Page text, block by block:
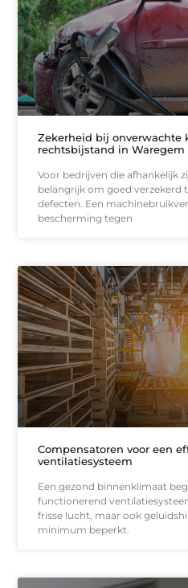
Zekerheid bij onverwachte
rechtsbijstand in Waregem
Voor bedrijven die afhankelijk
belangrijk om goed verzekerd
defecten. Een
bescherming tegen
Compensatoren voor een
ventilatiesysteem
Een gezond binnenklimaat
functionerend
frisse lucht, maar ook
minimum beperkt.